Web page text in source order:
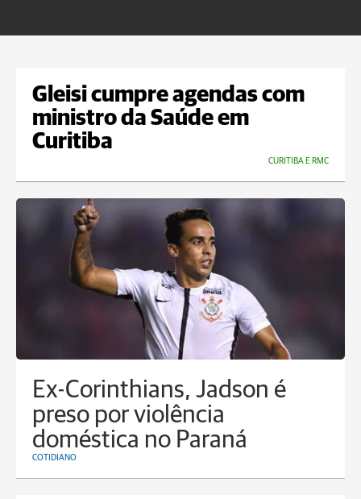
Gleisi cumpre agendas com
ministro da Saúde em
Curitiba
CURITIBA E RMC
Ex-Corinthians, Jadson é
preso por violência
doméstica no Paraná
COTIDIANO